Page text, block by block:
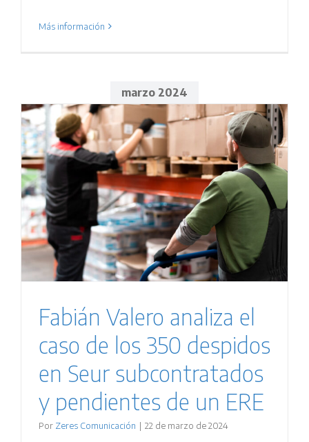
Más información
marzo 2024
Fabián Valero analiza el
caso de los 350 despidos
en Seur subcontratados
y pendientes de un ERE
Por Zeres Comunicación | 22 de marzo de 2024